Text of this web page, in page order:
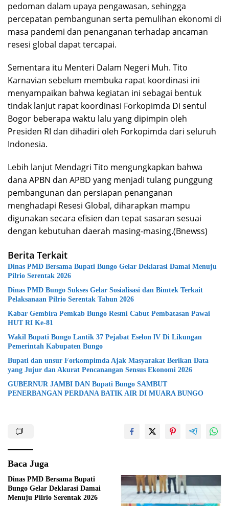
pedoman dalam upaya pengawasan, sehingga
percepatan pembangunan serta pemulihan ekonomi di
masa pandemi dan penanganan terhadap ancaman
resesi global dapat tercapai.
Sementara itu Menteri Dalam Negeri Muh. Tito
Karnavian sebelum membuka rapat koordinasi ini
menyampaikan bahwa kegiatan ini sebagai bentuk
tindak lanjut rapat koordinasi Forkopimda Di sentul
Bogor beberapa waktu lalu yang dipimpin oleh
Presiden RI dan dihadiri oleh Forkopimda dari seluruh
Indonesia.
Lebih lanjut Mendagri Tito mengungkapkan bahwa
dana APBN dan APBD yang menjadi tulang punggung
pembangunan dan persiapan penanganan
menghadapi Resesi Global, diharapkan mampu
digunakan secara efisien dan tepat sasaran sesuai
dengan kebutuhan daerah masing-masing.(Bnewss)
Berita Terkait
Dinas PMD Bersama Bupati Bungo Gelar Deklarasi Damai Menuju
Pilrio Serentak 2026
Dinas PMD Bungo Sukses Gelar Sosialisasi dan Bimtek Terkait
Pelaksanaan Pilrio Serentak Tahun 2026
Kabar Gembira Pemkab Bungo Resmi Cabut Pembatasan Pawai
HUT RI Ke-81
Wakil Bupati Bungo Lantik 37 Pejabat Eselon lV Di Likungan
Pemerintah Kabupaten Bungo
Bupati dan unsur Forkompimda Ajak Masyarakat Berikan Data
yang Jujur dan Akurat Pencanangan Sensus Ekonomi 2026
GUBERNUR JAMBI DAN Bupati Bungo SAMBUT
PENERBANGAN PERDANA BATIK AIR DI MUARA BUNGO
Baca Juga
Dinas PMD Bersama Bupati
Bungo Gelar Deklarasi Damai
Menuju Pilrio Serentak 2026